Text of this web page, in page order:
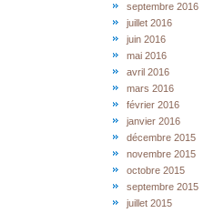
septembre 2016
juillet 2016
juin 2016
mai 2016
avril 2016
mars 2016
février 2016
janvier 2016
décembre 2015
novembre 2015
octobre 2015
septembre 2015
juillet 2015